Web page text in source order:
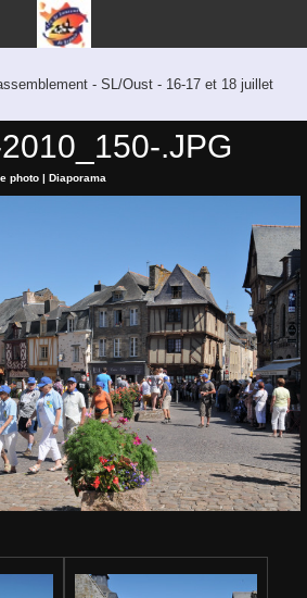
- SL/Oust - 16-17 et 18 juillet
.JPG
photo | Diaporama